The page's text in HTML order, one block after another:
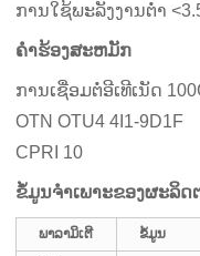
ການໃຊ້ພະລັງງານຕໍ່າ
ຄໍາຮ້ອງສະຫມັກ
ການເຊື່ອມຕໍ່ອີເທີເນັດ
OTN OTU4 4I1-9D1F
CPRI 10
ຂໍ້ມູນຈໍາເພາະຂອງຜະລິດ
ພາລາມິເຕີ ຂໍ້ມູນ